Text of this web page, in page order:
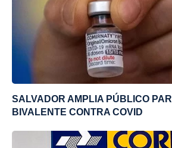
SALVADOR AMPLIA PÚBLICO
BIVALENTE CONTRA COVID